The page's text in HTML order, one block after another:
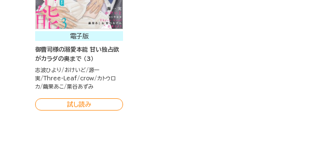
電子版
御曹司様の溺愛本能 甘い独占欲
がカラダの奥まで （3）
志波ひより おけいど 源一
実 Three-Leaf crow カトウロ
カ
繭果あこ 栗谷あずみ
試し読み